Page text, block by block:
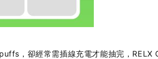
，卻經常需插線充電才能抽完，RELX